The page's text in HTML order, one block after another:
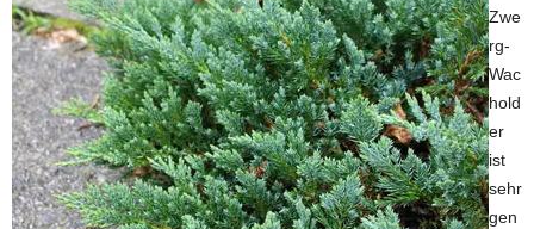
Zwe
rg-
Wac
hold
er
ist
sehr
gen